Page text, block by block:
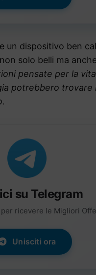
un dispositivo ben
solo belli ma
pensate per la
potrebbero trovare
su Telegram
ricevere le Migliori
Unisciti ora